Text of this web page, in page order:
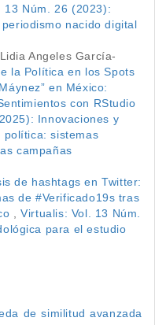
13 Núm. 26 (2023):
nacido digital
Angeles García-
la Política en los Spots
en México:
con RStudio
Innovaciones y
política: sistemas
campañas
de hashtags en Twitter:
de #Verificado19s tras
,Virtualis: Vol. 13 Núm.
para el estudio
de similitud avanzada